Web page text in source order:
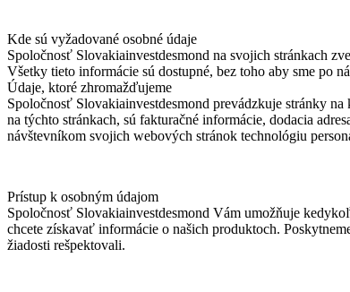
Kde sú vyžadované osobné údaje
Spoločnosť Slovakiainvestdesmond na svojich stránkach
Všetky tieto informácie sú dostupné, bez toho aby sme po
Údaje, ktoré zhromažďujeme
Spoločnosť Slovakiainvestdesmond prevádzkuje stránky
na týchto stránkach, sú fakturačné informácie, dodacia
návštevníkom svojich webových stránok technológiu
Prístup k osobným údajom
Spoločnosť Slovakiainvestdesmond Vám umožňuje
chcete získavať informácie o našich produktoch.
žiadosti rešpektovali.